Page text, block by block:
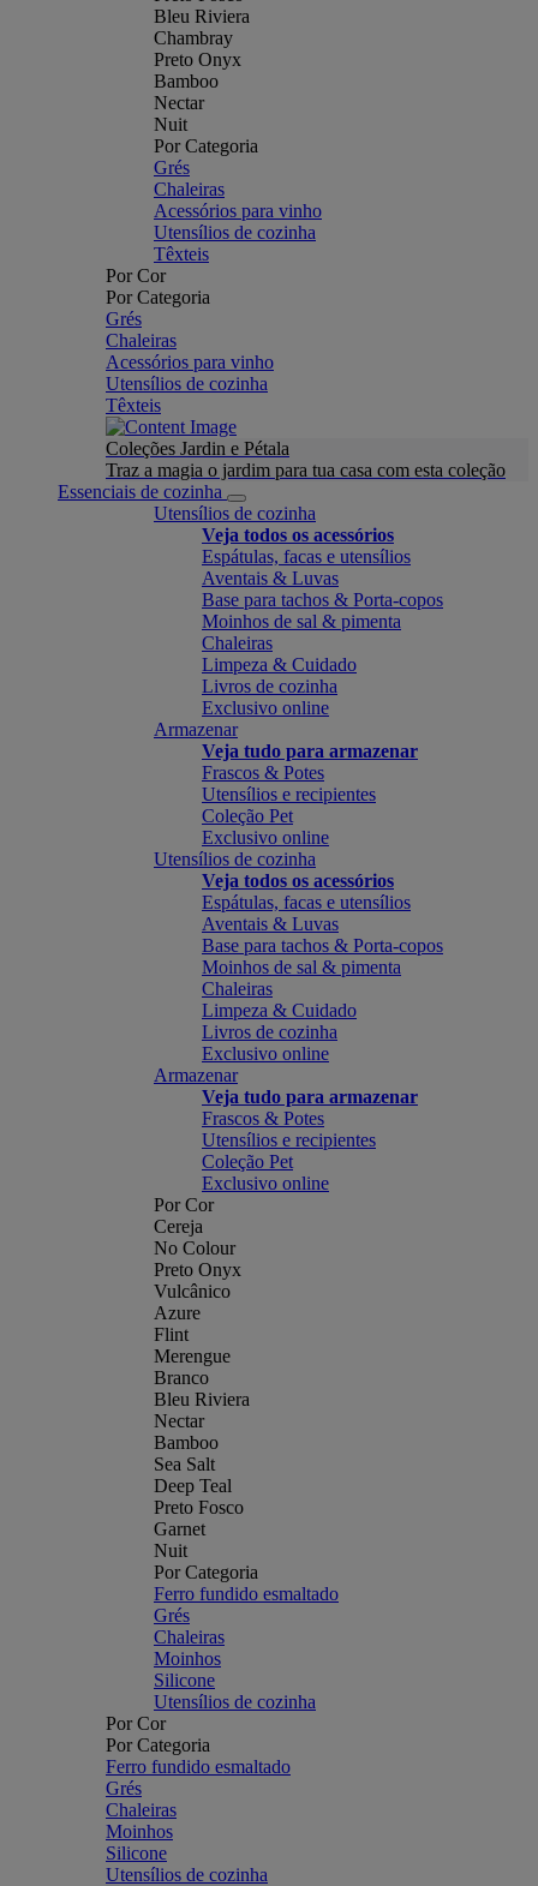
Bleu Riviera
Chambray
Preto Onyx
Bamboo
Nectar
Nuit
Por Categoria
Grés
Chaleiras
Acessórios para vinho
Utensílios de cozinha
Têxteis
Por Cor
Por Categoria
Grés
Chaleiras
Acessórios para vinho
Utensílios de cozinha
Têxteis
Coleções Jardin e Pétala
Traz a magia o jardim para tua casa com esta coleção
Essenciais de cozinha
Utensílios de cozinha
Veja todos os acessórios
Espátulas, facas e utensílios
Aventais & Luvas
Base para tachos & Porta-copos
Moinhos de sal & pimenta
Chaleiras
Limpeza & Cuidado
Livros de cozinha
Exclusivo online
Armazenar
Veja tudo para armazenar
Frascos & Potes
Utensílios e recipientes
Coleção Pet
Exclusivo online
Utensílios de cozinha
Veja todos os acessórios
Espátulas, facas e utensílios
Aventais & Luvas
Base para tachos & Porta-copos
Moinhos de sal & pimenta
Chaleiras
Limpeza & Cuidado
Livros de cozinha
Exclusivo online
Armazenar
Veja tudo para armazenar
Frascos & Potes
Utensílios e recipientes
Coleção Pet
Exclusivo online
Por Cor
Cereja
No Colour
Preto Onyx
Vulcânico
Azure
Flint
Merengue
Branco
Bleu Riviera
Nectar
Bamboo
Sea Salt
Deep Teal
Preto Fosco
Garnet
Nuit
Por Categoria
Ferro fundido esmaltado
Grés
Chaleiras
Moinhos
Silicone
Utensílios de cozinha
Por Cor
Por Categoria
Ferro fundido esmaltado
Grés
Chaleiras
Moinhos
Silicone
Utensílios de cozinha